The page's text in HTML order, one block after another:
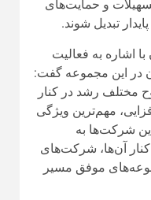
نوین، به‌ویژه هوش
ورود فناوری‌های نو
ایجاد کند و
و رقابت‌پذیر را
رسانه‌ای استان
پارک علم و فناوری،
خلاق تبدیل کنند.
آماده است در کنار